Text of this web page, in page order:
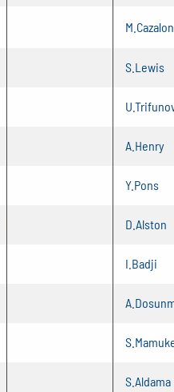
M.Cazalon
S.Lewis
A.Henry
Y.Pons
D.Alston
I.Badji
S.Aldama